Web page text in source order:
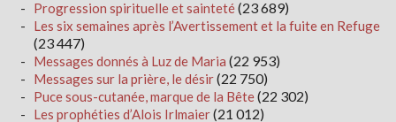
Progression spirituelle et sainteté(23 689)
Les six semaines après l’Avertissement et la fuite en Refuge
(23 447)
Messages donnés à Luz de Maria (22 953)
Messages sur la prière, le désir(22 750)
Puce sous-cutanée, marque de la Bête(22 302)
Les prophéties d’Alois Irlmaier(21 012)